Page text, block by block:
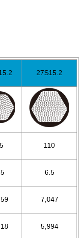
27S15.2
110
6.5
7,047
5,994